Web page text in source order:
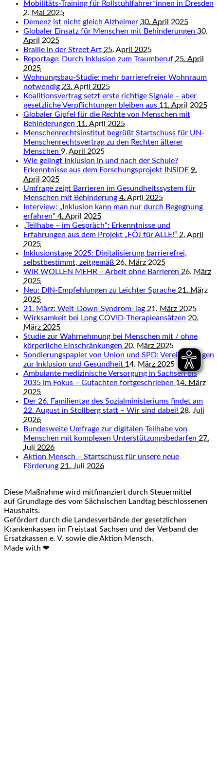
Mobilitäts-Training für Rollstuhlfahrer*innen in Dresden
2. Mai 2025
Demenz ist nicht gleich Alzheimer 30. April 2025
Globaler Einsatz für Menschen mit Behinderungen 30.
April 2025
Braille in der Street Art 25. April 2025
Reportage: Durch Inklusion zum Traumberuf 25. April
2025
Wohnungsbau-Studie: mehr barrierefreier Wohnraum
notwendig 23. April 2025
Koalitionsvertrag setzt erste richtige Signale – aber
gesetzliche Verpflichtungen bleiben aus 11. April 2025
Globaler Gipfel für die Rechte von Menschen mit
Behinderungen 11. April 2025
Menschenrechtsinstitut begrüßt Startschuss für UN-
Menschenrechtsvertrag zu den Rechten älterer
Menschen 9. April 2025
Wie gelingt Inklusion in und nach der Schule?
Erkenntnisse aus dem Forschungsprojekt INSIDE 9.
April 2025
Umfrage zeigt Barrieren im Gesundheitssystem für
Menschen mit Behinderung 4. April 2025
Interview: „Inklusion kann man nur durch Begegnung
erfahren“ 4. April 2025
„Teilhabe – im Gespräch“: Erkenntnisse und
Erfahrungen aus dem Projekt „FÖJ für ALLE!“ 2. April
2025
Inklusionstage 2025: Digitalisierung barrierefrei,
selbstbestimmt, zeitgemäß 26. März 2025
WIR WOLLEN MEHR – Arbeit ohne Barrieren 26. März
2025
Neu: DIN-Empfehlungen zu Leichter Sprache 21. März
2025
21. März: Welt-Down-Syndrom-Tag 21. März 2025
Wirksamkeit bei Long COVID-Therapieansätzen 20.
März 2025
Studie zur Wahrnehmung bei Menschen mit / ohne
körperliche Einschränkungen 20. März 2025
Sondierungspapier von Union und SPD: Vereinbarungen
zur Inklusion und Gesundheit 14. März 2025
Ambulante medizinische Versorgung in Sachsen bis
2035 im Fokus – Gutachten fortgeschrieben 14. März
2025
Der 26. Familientag des Sozialministeriums findet am
22. August in Stollberg statt – Wir sind dabei! 28. Juli
2026
Bundesweite Umfrage zur digitalen Teilhabe von
Menschen mit komplexen Unterstützungsbedarfen 27.
Juli 2026
Aktion Mensch – Startschuss für unsere neue
Förderung 21. Juli 2026
Diese Maßnahme wird mitfinanziert durch Steuermittel
auf Grundlage des vom Sächsischen Landtag beschlossenen
Haushalts.
Gefördert durch die Landesverbände der gesetzlichen
Krankenkassen im Freistaat Sachsen und der Verband der
Ersatzkassen e. V. sowie die Aktion Mensch.
Made with ❤